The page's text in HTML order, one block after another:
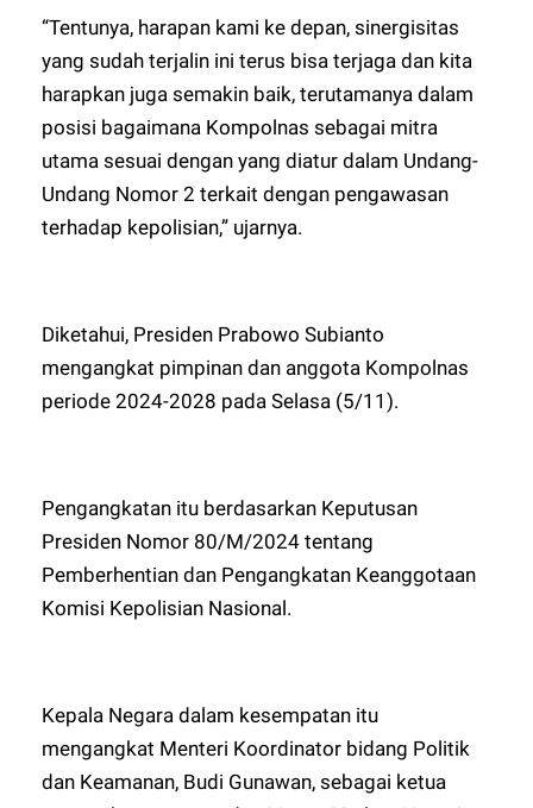
“Tentunya, harapan kami ke depan, sinergisitas
yang sudah terjalin ini terus bisa terjaga dan kita
harapkan juga semakin baik, terutamanya dalam
posisi bagaimana Kompolnas sebagai mitra
utama sesuai dengan yang diatur dalam Undang-
Undang Nomor 2 terkait dengan pengawasan
terhadap kepolisian,” ujarnya.
Diketahui, Presiden Prabowo Subianto
mengangkat pimpinan dan anggota Kompolnas
periode 2024-2028 pada Selasa (5/11).
Pengangkatan itu berdasarkan Keputusan
Presiden Nomor 80/M/2024 tentang
Pemberhentian dan Pengangkatan Keanggotaan
Komisi Kepolisian Nasional.
Kepala Negara dalam kesempatan itu
mengangkat Menteri Koordinator bidang Politik
dan Keamanan, Budi Gunawan, sebagai ketua